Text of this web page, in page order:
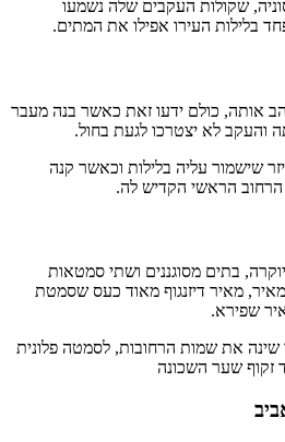
שקולות העקבים שלה נשמעו
בלילות העירו אפילו את המתים.
אותה, כולם ידעו זאת כאשר בנה מעבר
והעקב לא יצטרכו לגעת בחול.
שישמור עליה בלילות וכאשר קנה
הראשי הקדיש לה.
בתים מסוגננים ושתי סמטאות
מאיר דיזנגוף מאוד כעס שסמטת
שפירא.
שינה את שמות הרחובות, לסמטה פלונית
זקוף שער השכונה